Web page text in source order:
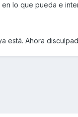
lo que pueda e
está. Ahora